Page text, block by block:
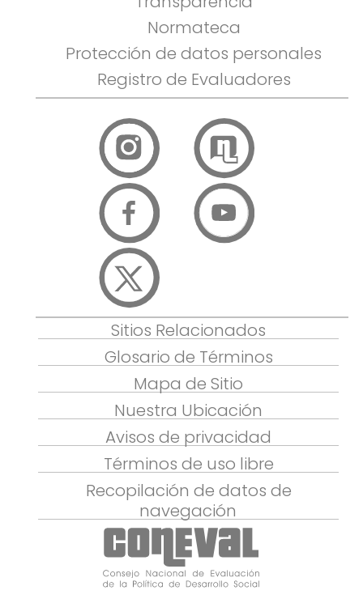
Normateca
Protección de datos personales
Registro de Evaluadores
Sitios Relacionados
Glosario de Términos
Mapa de Sitio
Nuestra Ubicación
Avisos de privacidad
Términos de uso libre
Recopilación de datos de
navegación